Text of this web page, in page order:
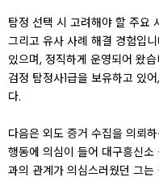
탐정 선택 시 고려해야 할 주요
그리고 유사 사례 해결 경험입
있으며, 정직하게 운영되어 왔
검정 탐정사1급을 보유하고 있
다.
다음은 외도 증거 수집을 의뢰
행동에 의심이 들어 대구흥신
과의 관계가 의심스러웠던 그